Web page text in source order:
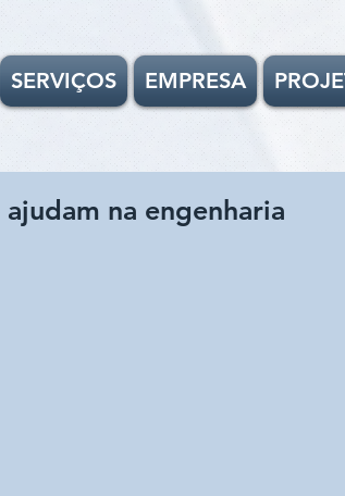
SERVIÇOS EMPRESA
na engenharia